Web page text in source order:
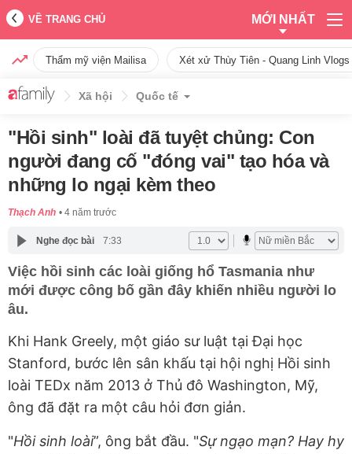
VỀ TRANG CHỦ MỚI NHẤT
Thẩm mỹ viện Mailisa Xét xử Thùy Tiên - Quang Linh
Xã hội Quốc tế
"Hồi sinh" loài đã tuyệt chủng: Con
người đang cố "đóng vai" tạo hóa và
những lo ngại kèm theo
Thạch Anh 4 năm trước
Nghe đọc bài 7:33
Việc hồi sinh các loài giống hổ Tasmania như
mới được công bố gần đây khiến nhiều người lo
âu.
Khi Hank Greely, một giáo sư luật tại Đại học
Stanford, bước lên sân khấu tại hội nghị Hồi sinh
loài TEDx năm 2013 ở Thủ đô Washington, Mỹ,
ông đã đặt ra một câu hỏi đơn giản.
"Hồi sinh loài”, ông bắt đầu. "Sự ngạo mạn? Hay hy